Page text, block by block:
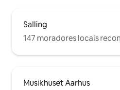
locais da cidade ao redor. Um
maravilhoso pode ser
não é uma garantia no centro da
Salling
147 moradores locais
Musikhuset Aarhus